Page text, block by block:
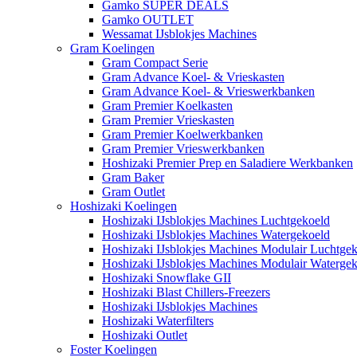
Gamko SUPER DEALS
Gamko OUTLET
Wessamat IJsblokjes Machines
Gram Koelingen
Gram Compact Serie
Gram Advance Koel- & Vrieskasten
Gram Advance Koel- & Vrieswerkbanken
Gram Premier Koelkasten
Gram Premier Vrieskasten
Gram Premier Koelwerkbanken
Gram Premier Vrieswerkbanken
Hoshizaki Premier Prep en Saladiere Werkbanken
Gram Baker
Gram Outlet
Hoshizaki Koelingen
Hoshizaki IJsblokjes Machines Luchtgekoeld
Hoshizaki IJsblokjes Machines Watergekoeld
Hoshizaki IJsblokjes Machines Modulair
Hoshizaki IJsblokjes Machines Modulair
Hoshizaki Snowflake GII
Hoshizaki Blast Chillers-Freezers
Hoshizaki IJsblokjes Machines
Hoshizaki Waterfilters
Hoshizaki Outlet
Foster Koelingen